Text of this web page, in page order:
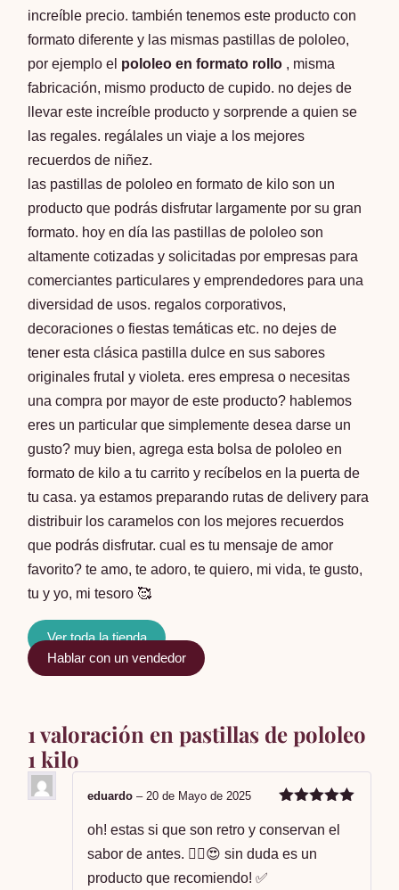
increíble precio. también tenemos este producto con
formato diferente y las mismas pastillas de pololeo,
por ejemplo el pololeo en formato rollo , misma
fabricación, mismo producto de cupido. no dejes de
llevar este increíble producto y sorprende a quien se
las regales. regálales un viaje a los mejores
recuerdos de niñez.
las pastillas de pololeo en formato de kilo son un
producto que podrás disfrutar largamente por su gran
formato. hoy en día las pastillas de pololeo son
altamente cotizadas y solicitadas por empresas para
comerciantes particulares y emprendedores para una
diversidad de usos. regalos corporativos,
decoraciones o fiestas temáticas etc. no dejes de
tener esta clásica pastilla dulce en sus sabores
originales frutal y violeta. eres empresa o necesitas
una compra por mayor de este producto? hablemos
eres un particular que simplemente desea darse un
gusto? muy bien, agrega esta bolsa de pololeo en
formato de kilo a tu carrito y recíbelos en la puerta de
tu casa. ya estamos preparando rutas de delivery para
distribuir los caramelos con los mejores recuerdos
que podrás disfrutar. cual es tu mensaje de amor
favorito? te amo, te adoro, te quiero, mi vida, te gusto,
tu y yo, mi tesoro 🥰
Ver toda la tienda
Hablar con un vendedor
1 valoración enpastillas de pololeo
1 kilo
5de 5
eduardo– 20 de Mayo de 2025
oh! estas si que son retro y conservan el
sabor de antes. ☝🏻😍 sin duda es un
producto que recomiendo! ✅